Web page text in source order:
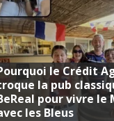
le Crédit
la pub
pour vivre le
les Bleus